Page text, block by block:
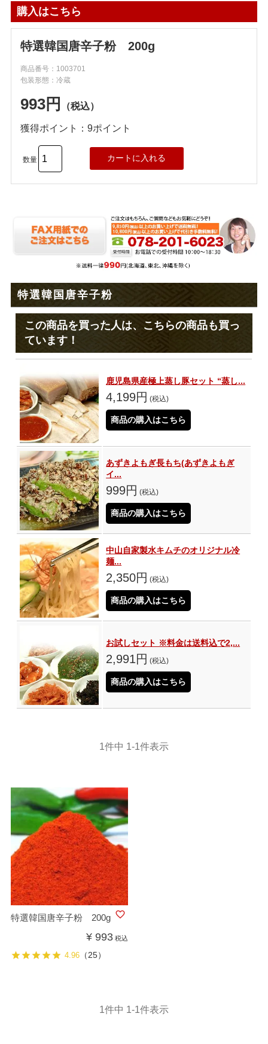
購入はこちら
特選韓国唐辛子粉 200g
商品番号：1003701
包装形態：冷蔵
993円 （税込）
獲得ポイント：9ポイント
数量
特選韓国唐辛子粉
この商品を買った人は、こちらの商品も買っ
ています！
鹿児島県産極上蒸し豚セット “蒸し...
4,199円 (税込)
商品の購入はこちら
あずきよもぎ長もち(あずきよもぎ
イ...
999円 (税込)
商品の購入はこちら
中山自家製水キムチのオリジナル冷
麺...
2,350円 (税込)
商品の購入はこちら
お試しセット ※料金は送料込で2,...
2,991円 (税込)
商品の購入はこちら
1件中 1-1件表示
特選韓国唐辛子粉 200g
¥ 993 税込
4.96（25）
1件中 1-1件表示